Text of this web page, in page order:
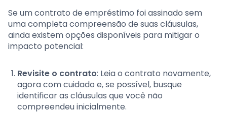
Se um contrato de empréstimo foi assinado sem
uma completa compreensão de suas cláusulas,
ainda existem opções disponíveis para mitigar o
impacto potencial:
Revisite o contrato: Leia o contrato novamente,
agora com cuidado e, se possível, busque
identificar as cláusulas que você não
compreendeu inicialmente.